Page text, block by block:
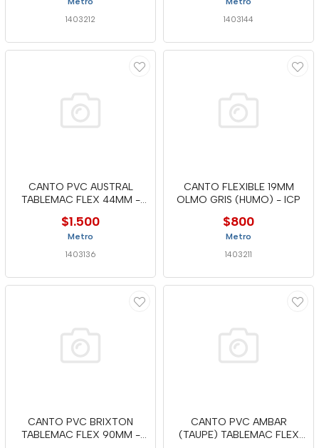
1403212 1403144
CANTO PVC AUSTRAL
TABLEMAC FLEX 44MM -
$1.500
Metro
1403136
CANTO FLEXIBLE 19MM
OLMO GRIS (HUMO) - ICP
$800
Metro
1403211
CANTO PVC BRIXTON
TABLEMAC FLEX 90MM -
CANTO PVC AMBAR
(TAUPE) TABLEMAC FLEX